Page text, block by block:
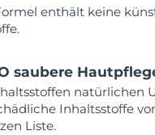
enthält keine
saubere
natürlichen
Inhaltsstoffe
Liste.
Erwartete
Erwartete